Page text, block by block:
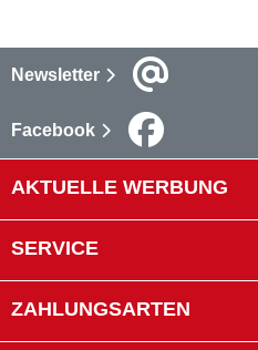
Newsletter
Facebook
AKTUELLE WERBUNG
SERVICE
ZAHLUNGSARTEN